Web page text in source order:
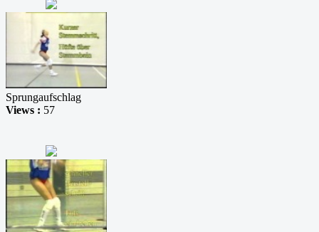
Sprungaufschlag
Views : 57